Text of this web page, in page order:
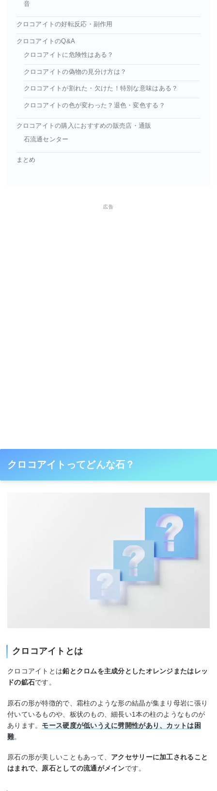
音
クロコアイトの好転反応・副作用
クロコアイトのQ&A
クロコアイトに危険性はある？
クロコアイトの偽物の見分け方は？
クロコアイトが割れた・欠けた！特別な意味はある？
クロコアイトの色が変わった？退色・変色する？
クロコアイトの購入におすすめの販売店・通販
石流通センター
まとめ
広告
クロコアイトってどんな石？
クロコアイトとは
クロコアイトとは鉛とクロムを主成分としたオレンジまたはレッ
ドの鉱石です。
原石の形が特徴的で、霜柱のような形の結晶が集まり母岩に張り
付いているものや、板状のもの、細長い1本の柱のようなものが
あります。 モース硬度が低いうえに劈開性があり、カットは困
難。
原石の形が美しいこともあって、 アクセサリーに加工されること
はまれで、原石としての流通がメインです。